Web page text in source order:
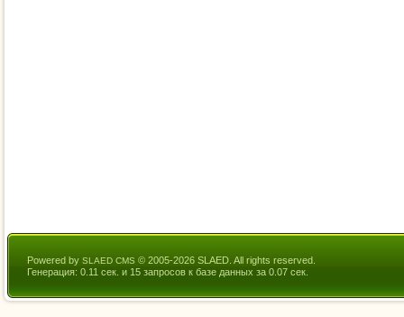
Powered by SLAED CMS © 2005-2026 SLAED. All rights reserved.
Генерация: 0.11 сек. и 15 запросов к базе данных за 0.07 сек.